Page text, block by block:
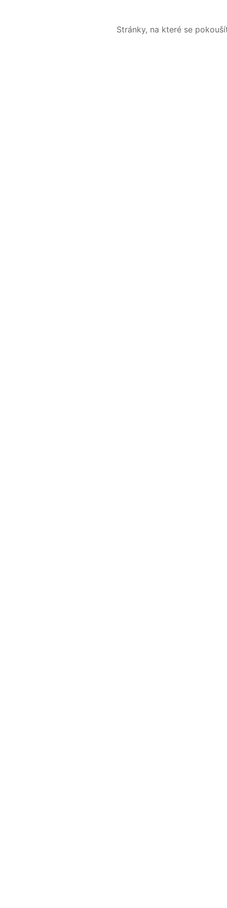
Stránky, na které se